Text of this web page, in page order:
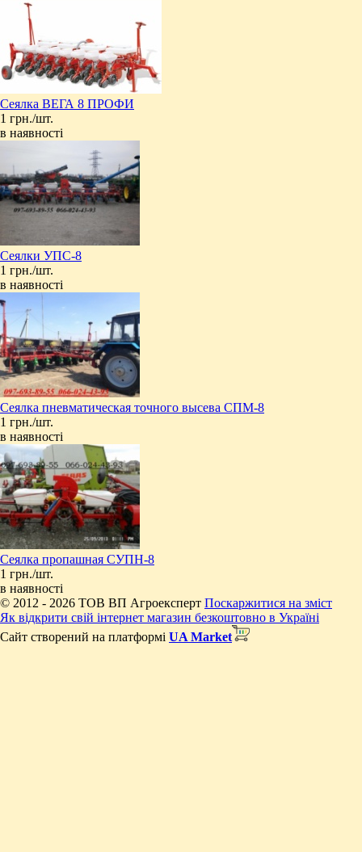
Сеялка ВЕГА 8 ПРОФИ
1 грн./шт.
в наявності
Сеялки УПС-8
1 грн./шт.
в наявності
Сеялка пневматическая точного высева СПМ-8
1 грн./шт.
в наявності
Сеялка пропашная СУПН-8
1 грн./шт.
в наявності
© 2012 - 2026 ТОВ ВП Агроексперт Поскаржитися на зміст
Як відкрити свій інтернет магазин безкоштовно в Україні
Сайт створений на платформі UA Market